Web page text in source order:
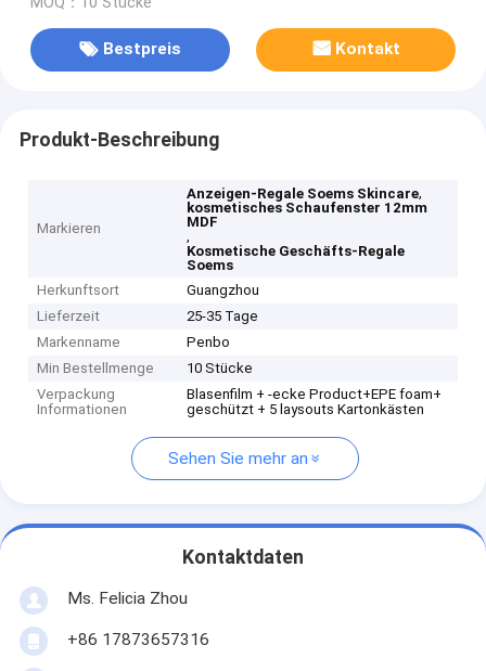
Bestpreis Kontakt
Produkt-Beschreibung
Markieren
Anzeigen-Regale Soems Skincare,
kosmetisches Schaufenster 12mm
MDF
,
Kosmetische Geschäfts-Regale
Soems
Herkunftsort
Guangzhou
Lieferzeit
25-35 Tage
Markenname
Penbo
Min Bestellmenge
10 Stücke
Verpackung
Informationen
Blasenfilm + -ecke Product+EPE foam+
geschützt + 5 laysouts Kartonkästen
Sehen Sie mehr an
Kontaktdaten
Ms. Felicia Zhou
+86 17873657316